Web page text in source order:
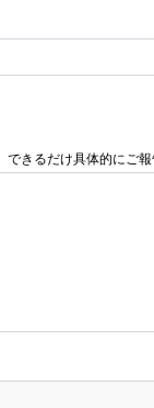
きるだけ具体的にご報